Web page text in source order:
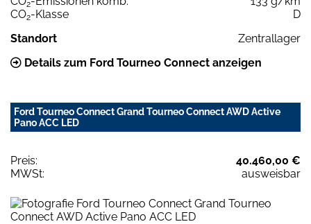
2
CO2-Klasse
D
Standort
Zentrallager
Details zum Ford Tourneo Connect anzeigen
Ford Tourneo Connect Grand Tourneo Connect AWD Active
Pano ACC LED
Preis:
40.460,00 €
MWSt:
ausweisbar